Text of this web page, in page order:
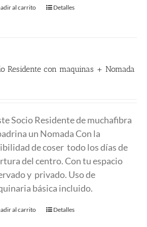
al carrito Detalles
Residente con maquinas + Nomada
Socio Residente de muchafibra
un Nomada Con la
de coser todo los días de
del centro. Con tu espacio
y privado. Uso de
básica incluido.
al carrito Detalles